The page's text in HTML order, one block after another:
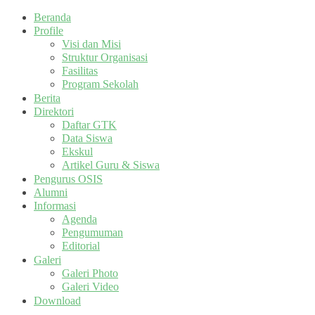
Beranda
Profile
Visi dan Misi
Struktur Organisasi
Fasilitas
Program Sekolah
Berita
Direktori
Daftar GTK
Data Siswa
Ekskul
Artikel Guru & Siswa
Pengurus OSIS
Alumni
Informasi
Agenda
Pengumuman
Editorial
Galeri
Galeri Photo
Galeri Video
Download